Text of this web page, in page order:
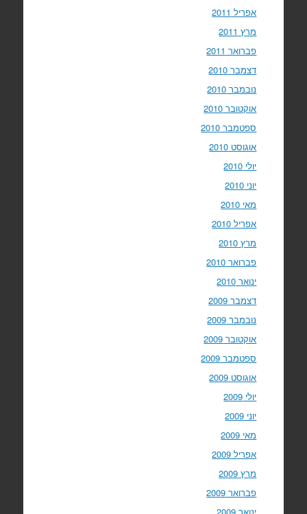
אפריל 2011
מרץ 2011
פברואר 2011
דצמבר 2010
נובמבר 2010
אוקטובר 2010
ספטמבר 2010
אוגוסט 2010
יולי 2010
יוני 2010
מאי 2010
אפריל 2010
מרץ 2010
פברואר 2010
ינואר 2010
דצמבר 2009
נובמבר 2009
אוקטובר 2009
ספטמבר 2009
אוגוסט 2009
יולי 2009
יוני 2009
מאי 2009
אפריל 2009
מרץ 2009
פברואר 2009